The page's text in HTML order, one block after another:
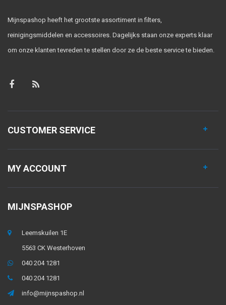
Mijnspashop heeft het grootste assortiment in filters,
reinigingsmiddelen en accessoires. Dagelijks staan onze experts klaar
om onze klanten tevreden te stellen door ze de beste service te bieden.
CUSTOMER SERVICE
MY ACCOUNT
MIJNSPASHOP
Leemskuilen 1E
5563 CK Westerhoven
040 204 1281
040 204 1281
info@mijnspashop.nl